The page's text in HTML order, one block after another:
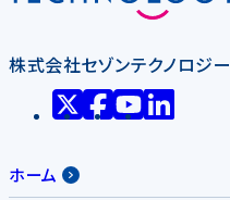
株式会社セゾンテクノロジー
ホーム